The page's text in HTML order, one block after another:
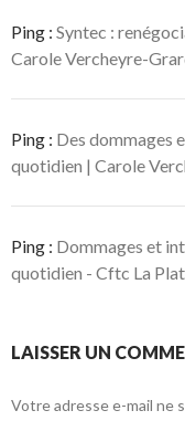
Ping : Syntec :
Carole Vercheyre-
Ping : Des dommages
quotidien | Carole
Ping : Dommages et
quotidien - Cftc La
LAISSER UN
Votre adresse e-mail ne